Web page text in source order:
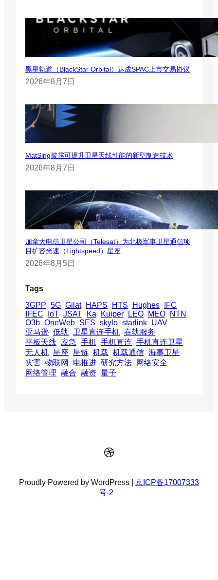
黑星轨道（BlackStar Orbital）达成SPAC上市交易协议
2026年8月7日
MatSing披露可提升卫星天线性能的新型制造技术
2026年8月7日
加拿大电信卫星公司（Telesat）为北极军事卫星通信项
目扩容光速（Lightspeed）星座
2026年8月5日
Tags
3GPP 5G Gilat HAPS HTS Hughes
IFC
IFEC
IoT JSAT Ka Kuiper LEO MEO
NTN
O3b OneWeb SES skylo starlink UAV
亚马逊 低轨 卫星直连手机 在轨服务
平板天线 应急 手机 手机直连 手机直连卫星
无人机 星座 星链 机载 机载通信 海事卫星
灾害 物联网 电推进 研究方法
网络安全
网络管理 融合 融资 量子
Dribbble
Proudly Powered by WordPress | 京ICP备17007333
号-2